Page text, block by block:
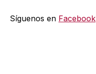
Síguenos en Facebook